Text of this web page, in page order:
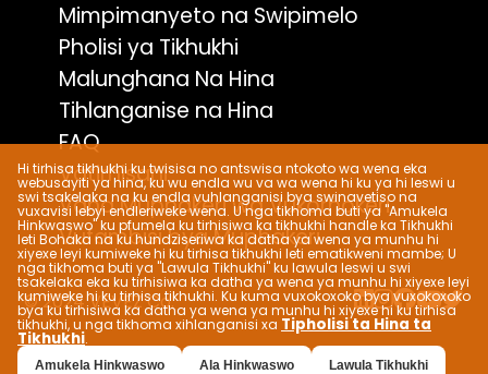
Hi tirhisa tikhukhi ku twisisa no antswisa ntokoto wa wena eka
webusayiti ya hina, ku wu endla wu va wa wena hi ku ya hi leswi u
swi tsakelaka na ku endla vuhlanganisi bya swinavetiso na
vuxavisi lebyi endleriweke wena. U nga tikhoma buti ya "Amukela
Hinkwaswo" ku pfumela ku tirhisiwa ka tikhukhi handle ka Tikhukhi
leti Bohaka na ku hundziseriwa ka datha ya wena ya munhu hi
xiyexe leyi kumiweke hi ku tirhisa tikhukhi leti ematikweni mambe; U
nga tikhoma buti ya "Lawula Tikhukhi" ku lawula leswi u swi
tsakelaka eka ku tirhisiwa ka datha ya wena ya munhu hi xiyexe leyi
kumiweke hi ku tirhisa tikhukhi. Ku kuma vuxokoxoko bya vuxokoxoko
bya ku tirhisiwa ka datha ya wena ya munhu hi xiyexe hi ku tirhisa
tikhukhi, u nga tikhoma xihlanganisi xa Tipholisi ta Hina ta
Tikhukhi.
Amukela Hinkwaswo Ala Hinkwaswo Lawula Tikhukhi
Mimpimanyeto na Swipimelo
Pholisi ya Tikhukhi
Malunghana Na Hina
Tihlanganise na Hina
FAQ
Vatirhisani
Vana Muphakeri wa Vukorhokeri
Vufambisi bya Muphakeri
© 2024 VEVEZ Co.